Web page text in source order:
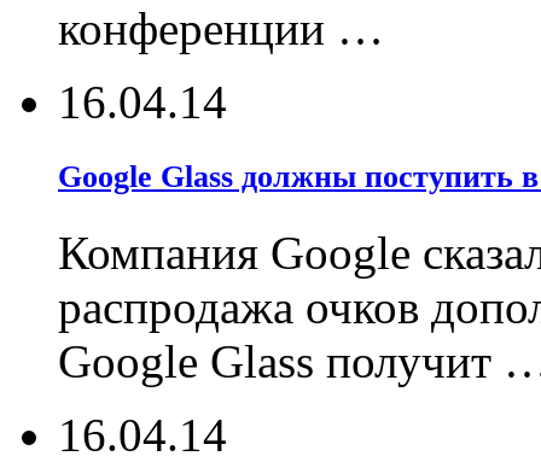
конференции …
16.04.14
Google Glass должны поступить
Компания Google
распродажа очков
Google Glass получит
16.04.14